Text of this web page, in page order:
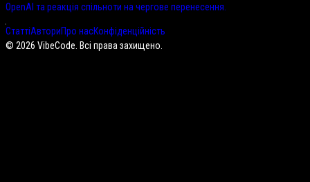
OpenAI та реакція спільноти на чергове перенесення.
СтаттіАвториПро насКонфіденційність
© 2026 VibeCode. Всі права захищено.